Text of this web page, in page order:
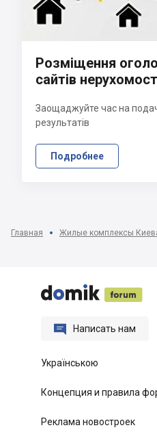
Розміщення
сайтів
Заощаджуйте час на
результатів
Подробнее
Главная Жилые комплексы


 

 Написать нам
Українською
Концепция и правила
Реклама новостроек